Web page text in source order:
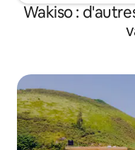
Wakiso :